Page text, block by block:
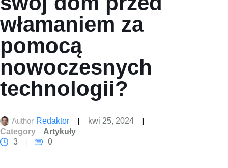
włamaniem za
pomocą
nowoczesnych
technologii?
Author Redaktor
kwi 25, 2024
Category
Artykuły
3
0